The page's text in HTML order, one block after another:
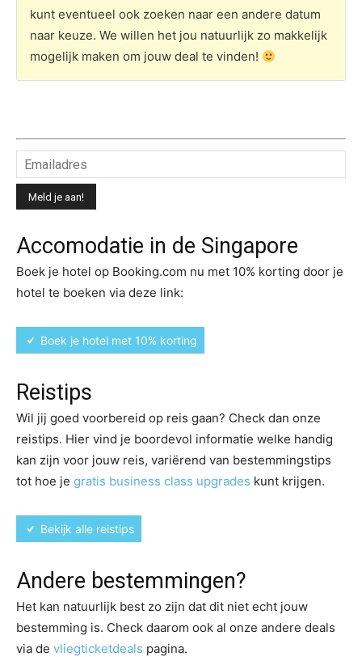
kunt eventueel ook zoeken naar een andere datum
naar keuze. We willen het jou natuurlijk zo makkelijk
mogelijk maken om jouw deal te vinden!
Accomodatie in de Singapore
Boek je hotel op Booking.com nu met 10% korting door je
hotel te boeken via deze link:
Boek je hotel met 10% korting
Reistips
Wil jij goed voorbereid op reis gaan? Check dan onze
reistips. Hier vind je boordevol informatie welke handig
kan zijn voor jouw reis, variërend van bestemmingstips
tot hoe je gratis business class upgrades kunt krijgen.
Bekijk alle reistips
Andere bestemmingen?
Het kan natuurlijk best zo zijn dat dit niet echt jouw
bestemming is. Check daarom ook al onze andere deals
via de vliegticketdeals pagina.